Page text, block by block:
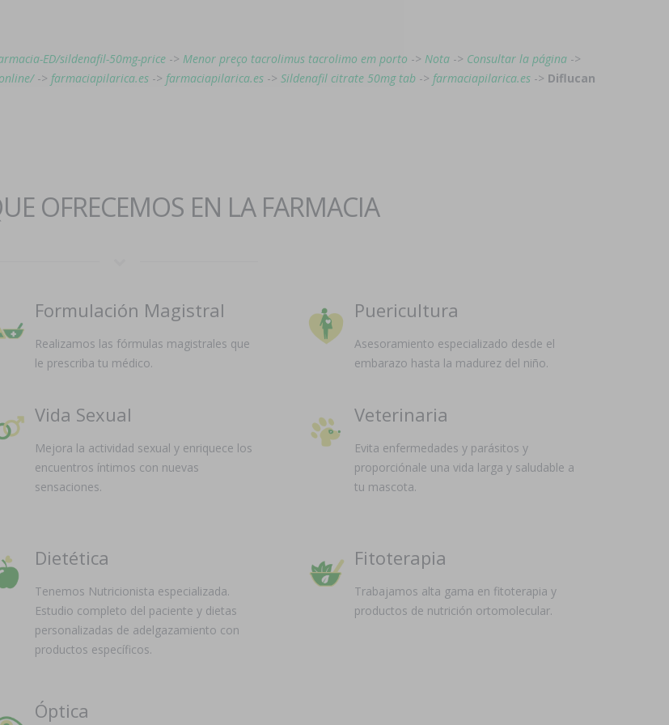
ED/sildenafil-50mg-price -> Menor preço tacrolimus tacrolimo em porto -> Nota -> Consultar la página ->
-> farmaciapilarica.es -> farmaciapilarica.es -> Sildenafil citrate 50mg tab -> farmaciapilarica.es -> Diflucan
OFRECEMOS EN LA FARMACIA
Formulación Magistral
Realizamos las fórmulas magistrales que
le prescriba tu médico.
Puericultura
Asesoramiento especializado desde el
embarazo hasta la madurez del niño.
Vida Sexual
Mejora la actividad sexual y enriquece los
encuentros íntimos con nuevas
sensaciones.
Veterinaria
Evita enfermedades y parásitos y
proporciónale una vida larga y saludable a
tu mascota.
Dietética
Tenemos Nutricionista especializada.
Estudio completo del paciente y dietas
personalizadas de adelgazamiento con
productos específicos.
Fitoterapia
Trabajamos alta gama en fitoterapia y
productos de nutrición ortomolecular.
Óptica